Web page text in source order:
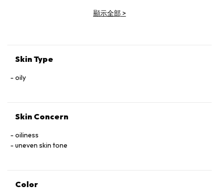
ROOT EXTRACT • PARFUM (FRAGRANCE) • MAGNESIUM
ISOEUGENYL ACETATE • TOCOPHEROL • LINALYL ACETATE •
VANILLIN • SODIUM BENZOATE • POTASSIUM SORBATE.
顯示全部>
Skin Type
oily
Skin Concern
oiliness
uneven skin tone
Color